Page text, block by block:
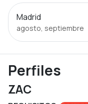
Madrid
agosto, septiembre
Perfiles
ZAC